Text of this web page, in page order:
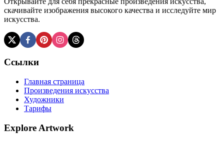
скачивайте изображения высокого качества и исследуйте мир
искусства.
Ссылки
Главная страница
Произведения искусства
Художники
Тарифы
Explore Artwork